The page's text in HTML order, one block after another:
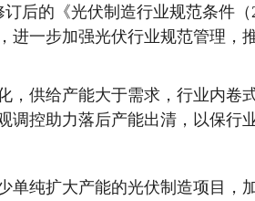
后的《光伏制造行业规范条件
进一步加强光伏行业规范管理，
供给产能大于需求，行业内卷
控助力落后产能出清，以保行
纯扩大产能的光伏制造项目，加